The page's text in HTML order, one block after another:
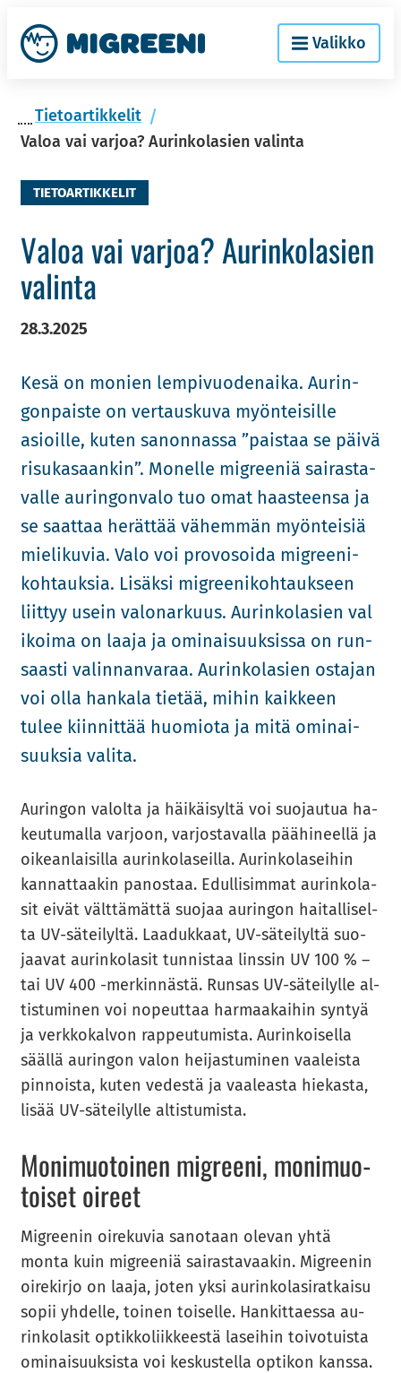
ry
si­
töön
Etusi­
vu
Valikko
Tie­toar­tik­ke­lit
Valoa vai varjoa? Aurinkolasien valinta
TIETOARTIKKELIT
Valoa vai var­joa? Au­rin­ko­la­sien
va­lin­ta
28.3.2025
Kesä on mo­nien lem­pi­vuo­den­ai­ka. Au­rin­
gon­pais­te on ver­taus­ku­va myön­tei­sil­le
asioil­le, kuten sa­non­nas­sa ”pais­taa se päivä
ri­su­ka­saan­kin”. Mo­nel­le migree­niä sai­ras­ta­
val­le au­rin­gon­va­lo tuo omat haas­teen­sa ja
se saat­taa he­rät­tää vä­hem­män myön­tei­siä
mie­li­ku­via. Valo voi pro­vo­soi­da migree­ni­
koh­tauk­sia. Li­säk­si migree­ni­koh­tauk­seen
liit­tyy usein va­lo­nar­kuus. Au­rin­ko­la­sien va­l
i­koi­ma on laaja ja omi­nai­suuk­sis­sa on run­
saas­ti va­lin­nan­va­raa. Au­rin­ko­la­sien os­ta­jan
voi olla han­ka­la tie­tää, mihin kaik­keen
tulee kiin­nit­tää huo­mio­ta ja mitä omi­nai­
suuk­sia va­li­ta.
Au­rin­gon va­lol­ta ja häi­käi­syl­tä voi suo­jau­tua ha­
keu­tu­mal­la var­joon, var­jos­ta­val­la pää­hi­neel­lä ja
oi­kean­lai­sil­la au­rin­ko­la­seil­la. Au­rin­ko­la­sei­hin
kan­nat­taa­kin pa­nos­taa. Edul­li­sim­mat au­rin­ko­la­
sit eivät vält­tä­mät­tä suo­jaa au­rin­gon hai­tal­li­sel­
ta UV-​säteilyltä. Laa­duk­kaat, UV-​säteilyltä suo­
jaa­vat au­rin­ko­la­sit tun­nis­taa lins­sin UV 100 % –
tai UV 400 -​merkinnästä. Run­sas UV-​säteilylle al­
tis­tu­mi­nen voi no­peut­taa har­maa­kai­hin syn­tyä
ja verk­ko­kal­von rap­peu­tu­mis­ta. Au­rin­koi­sel­la
sääl­lä au­rin­gon valon hei­jas­tu­mi­nen vaa­leis­ta
pin­nois­ta, kuten ve­des­tä ja vaa­leas­ta hie­kas­ta,
lisää UV-​säteilylle al­tis­tu­mis­ta.
Mo­ni­muo­toi­nen migree­ni, mo­ni­muo­
toi­set oi­reet
Migree­nin oi­re­ku­via sa­no­taan ole­van yhtä
monta kuin migree­niä sai­ras­ta­vaa­kin. Migree­nin
oi­re­kir­jo on laaja, joten yksi au­rin­ko­la­si­rat­kai­su
sopii yh­del­le, toi­nen toi­sel­le. Han­kit­taes­sa au­
rin­ko­la­sit op­tik­ko­liik­kees­tä la­sei­hin toi­vo­tuis­ta
omi­nai­suuk­sis­ta voi kes­kus­tel­la op­ti­kon kans­sa.